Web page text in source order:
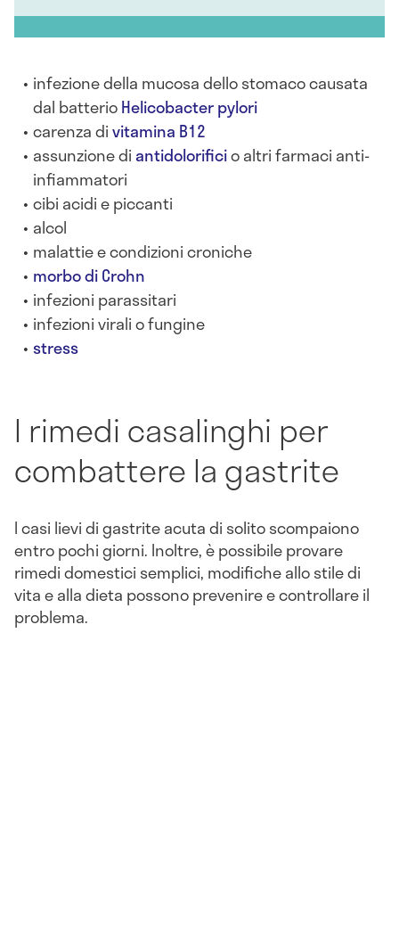
infezione della mucosa dello stomaco causata
dal batterioHelicobacter pylori
carenza divitamina B12
assunzione di antidolorificio altri farmaci anti-
infiammatori
cibi acidi e piccanti
alcol
malattie e condizioni croniche
morbo di Crohn
infezioni parassitari
infezioni virali o fungine
stress
I rimedi casalinghi per
combattere la gastrite
I casi lievi di gastrite acuta di solito scompaiono
entro pochi giorni. Inoltre, è possibile provare
rimedi domestici semplici, modifiche allo stile di
vita e alla dieta possono prevenire e controllare il
problema.